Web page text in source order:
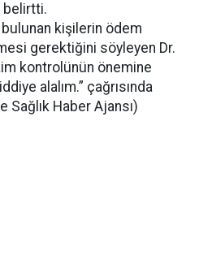
bulunan kişilerin ödem
gerektiğini söyleyen Dr.
kontrolünün önemine
alalım.” çağrısında
Sağlık Haber Ajansı)